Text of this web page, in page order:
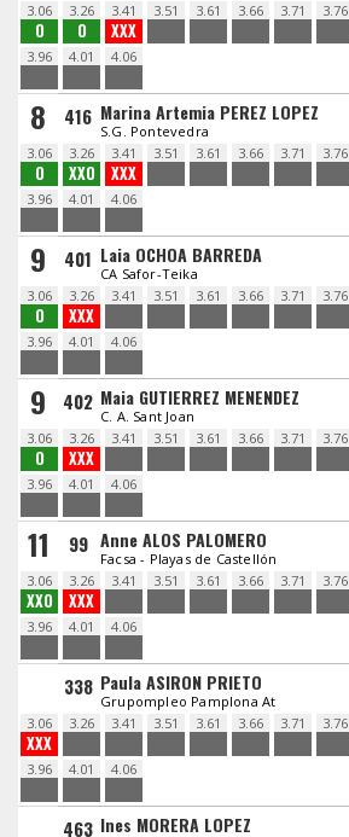
3.06
O
3.26
O
3.41
XXX
3.51 3.61 3.66 3.71 3.76
3.96 4.01 4.06
8 416 Marina Artemia PEREZ LOPEZ
S.G. Pontevedra
3.06
O
3.26
XXO
3.41
XXX
3.51 3.61 3.66 3.71 3.76
3.96 4.01 4.06
9 401 Laia OCHOA BARREDA
CA Safor-Teika
3.06
O
3.26
XXX
3.41 3.51 3.61 3.66 3.71 3.76
3.96 4.01 4.06
9 402 Maia GUTIERREZ MENENDEZ
C. A. Sant Joan
3.06
O
3.26
XXX
3.41 3.51 3.61 3.66 3.71 3.76
3.96 4.01 4.06
11 99 Anne ALOS PALOMERO
Facsa - Playas de Castellón
3.06
XXO
3.26
XXX
3.41 3.51 3.61 3.66 3.71 3.76
3.96 4.01 4.06
338 Paula ASIRON PRIETO
Grupompleo Pamplona At
3.06
XXX
3.26 3.41 3.51 3.61 3.66 3.71 3.76
3.96 4.01 4.06
463 Ines MORERA LOPEZ